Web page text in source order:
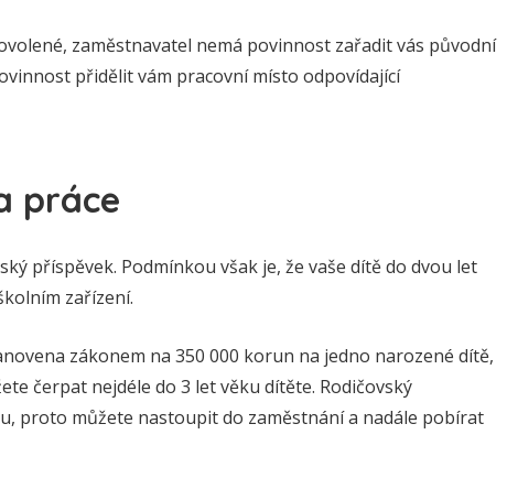
zaměstnavatel nemá povinnost zařadit vás původní
přidělit vám pracovní místo odpovídající
práce
příspěvek. Podmínkou však je, že vaše dítě do dvou let
zařízení.
zákonem na 350 000 korun na jedno narozené dítě,
čerpat nejdéle do 3 let věku dítěte. Rodičovský
proto můžete nastoupit do zaměstnání a nadále pobírat